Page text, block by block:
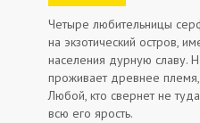
Четыре любительницы
на экзотический остров,
населения дурную славу.
проживает древнее
Любой, кто свернет не
всю его ярость.